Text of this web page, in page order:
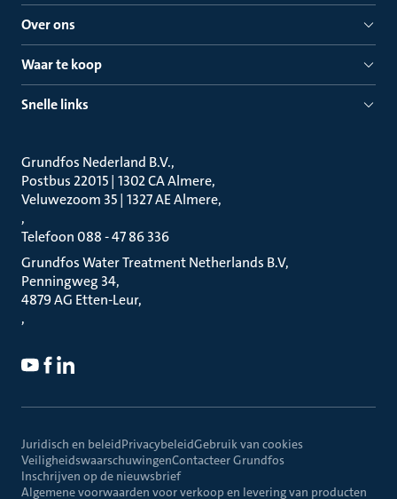
Over ons
Waar te koop
Snelle links
Grundfos Nederland B.V.
Postbus 22015 | 1302 CA Almere
Veluwezoom 35 | 1327 AE Almere
Telefoon 088 - 47 86 336
Grundfos Water Treatment Netherlands B.V
Penningweg 34
4879 AG Etten-Leur
Juridisch en beleidPrivacybeleidGebruik van cookies
VeiligheidswaarschuwingenContacteer Grundfos
Inschrijven op de nieuwsbrief
Algemene voorwaarden voor verkoop en levering van producten